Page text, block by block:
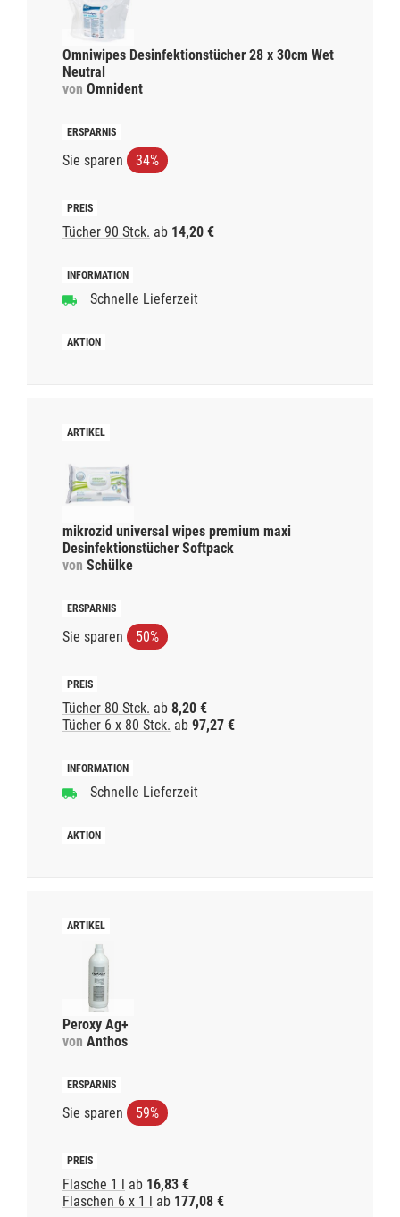
Omniwipes Desinfektionstücher 28 x 30cm Wet
Neutral
von Omnident
Sie sparen 34%
Tücher 90 Stck. ab 14,20 €
Schnelle Lieferzeit
mikrozid universal wipes premium maxi
Desinfektionstücher Softpack
von Schülke
Sie sparen 50%
Tücher 80 Stck. ab 8,20 €
Tücher 6 x 80 Stck. ab 97,27 €
Schnelle Lieferzeit
Peroxy Ag+
von Anthos
Sie sparen 59%
Flasche 1 l ab 16,83 €
Flaschen 6 x 1 l ab 177,08 €